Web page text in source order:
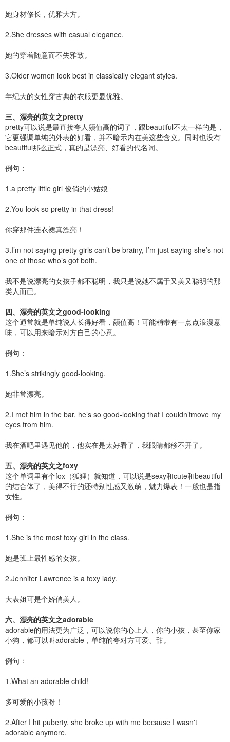
她身材修长，优雅大方。
2.She dresses with casual elegance.
她的穿着随意而不失雅致。
3.Older women look best in classically elegant styles.
年纪大的女性穿古典的衣服更显优雅。
三、漂亮的英文之pretty
pretty可以说是最直接夸人颜值高的词了，跟beautiful不太一样的是，
它更强调单纯的外表的好看，并不暗示内在美这些含义。同时也没有
beautiful那么正式，真的是漂亮、好看的代名词。
例句：
1.a pretty little girl 俊俏的小姑娘
2.You look so pretty in that dress!
你穿那件连衣裙真漂亮！
3.I’m not saying pretty girls can’t be brainy, I’m just saying she’s not
one of those who’s got both.
我不是说漂亮的女孩子都不聪明，我只是说她不属于又美又聪明的那
类人而已。
四、漂亮的英文之good-looking
这个通常就是单纯说人长得好看，颜值高！可能稍带有一点点浪漫意
味，可以用来暗示对方自己的心意。
例句：
1.She’s strikingly good-looking.
她非常漂亮。
2.I met him in the bar, he’s so good-looking that I couldn’tmove my
eyes from him.
我在酒吧里遇见他的，他实在是太好看了，我眼睛都移不开了。
五、漂亮的英文之foxy
这个单词里有个fox（狐狸）就知道，可以说是sexy和cute和beautiful
的结合体了，美得不行的还特别性感又激萌，魅力爆表！一般也是指
女性。
例句：
1.She is the most foxy girl in the class.
她是班上最性感的女孩。
2.Jennifer Lawrence is a foxy lady.
大表姐可是个娇俏美人。
六、漂亮的英文之adorable
adorable的用法更为广泛，可以说你的心上人，你的小孩，甚至你家
小狗，都可以叫adorable，单纯的夸对方可爱、甜。
例句：
1.What an adorable child!
多可爱的小孩呀！
2.After I hit puberty, she broke up with me because I wasn't
adorable anymore.